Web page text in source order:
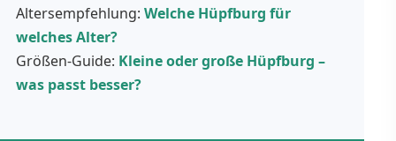
Altersempfehlung: Welche Hüpfburg für
welches Alter?
Größen-Guide: Kleine oder große Hüpfburg –
was passt besser?